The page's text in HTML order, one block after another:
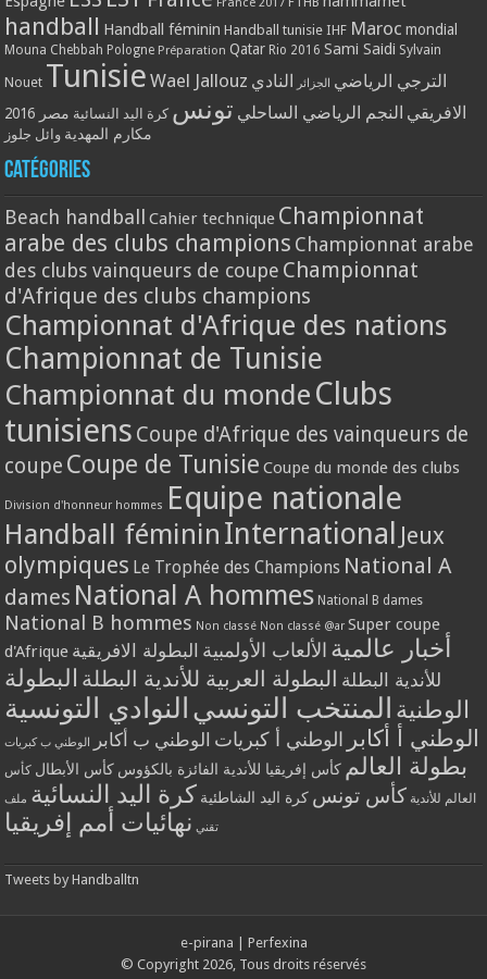
handball Handball féminin Handball tunisie IHF Maroc mondial
Mouna Chebbah Pologne Préparation Qatar Rio 2016 Sami Saidi Sylvain
Nouet Tunisie Wael Jallouz الترجي الرياضي الجزائر النادي
الافريقي النجم الرياضي الساحلي تونس كرة اليد النسائية مصر 2016
مكارم المهدية وائل جلوز
Catégories
Beach handball Cahier technique Championnat
arabe des clubs champions Championnat arabe
des clubs vainqueurs de coupe Championnat
d'Afrique des clubs champions
Championnat d'Afrique des nations
Championnat de Tunisie
Championnat du monde Clubs
tunisiens Coupe d'Afrique des vainqueurs de
coupe Coupe de Tunisie Coupe du monde des clubs
Division d'honneur hommes Equipe nationale
Handball féminin International Jeux
olympiques Le Trophée des Champions National A
dames National A hommes National B dames
National B hommes Non classé Non classé @ar Super coupe
d'Afrique
أخبار عالمية الألعاب الأولمبية البطولة الافريقية
للأندية البطلة البطولة العربية للأندية البطلة البطولة
الوطنية المنتخب التونسي النوادي التونسية
الوطني أ أكابر الوطني أ كبريات الوطني ب أكابر الوطني ب كبريات
بطولة العالم كأس إفريقيا للأندية الفائزة بالكؤوس كأس الأبطال كأس
العالم للأندية كأس تونس كرة اليد الشاطئية كرة اليد النسائية ملف
تقني نهائيات أمم إفريقيا
Tweets by Handballtn
e-pirana
Perfexina
© Copyright 2026, Tous droits réservés